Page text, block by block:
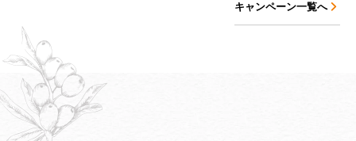
キャンペーン一覧へ